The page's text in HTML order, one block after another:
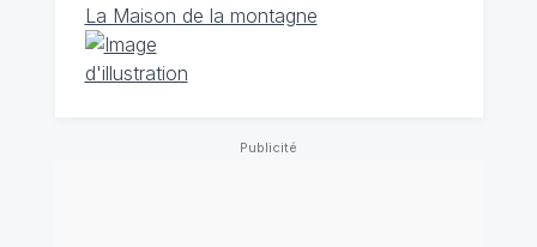
La Maison de la montagne